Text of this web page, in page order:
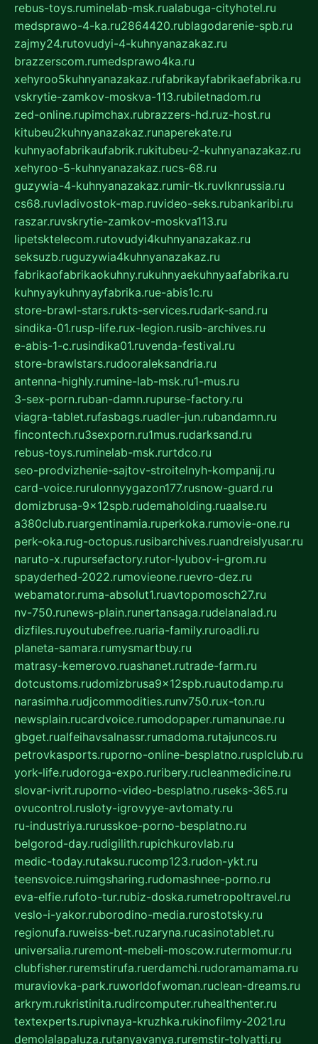
rebus-toys.ruminelab-msk.rualabuga-cityhotel.ru
medsprawo-4-ka.ru2864420.rublagodarenie-spb.ru
zajmy24.rutovudyi-4-kuhnyanazakaz.ru
brazzerscom.rumedsprawo4ka.ru
xehyroo5kuhnyanazakaz.rufabrikayfabrikaefabrika.ru
vskrytie-zamkov-moskva-113.rubiletnadom.ru
zed-online.rupimchax.rubrazzers-hd.ruz-host.ru
kitubeu2kuhnyanazakaz.runaperekate.ru
kuhnyaofabrikaufabrik.rukitubeu-2-kuhnyanazakaz.ru
xehyroo-5-kuhnyanazakaz.rucs-68.ru
guzywia-4-kuhnyanazakaz.rumir-tk.ruvlknrussia.ru
cs68.ruvladivostok-map.ruvideo-seks.rubankaribi.ru
raszar.ruvskrytie-zamkov-moskva113.ru
lipetsktelecom.rutovudyi4kuhnyanazakaz.ru
seksuzb.ruguzywia4kuhnyanazakaz.ru
fabrikaofabrikaokuhny.rukuhnyaekuhnyaafabrika.ru
kuhnyaykuhnyayfabrika.rue-abis1c.ru
store-brawl-stars.rukts-services.rudark-sand.ru
sindika-01.rusp-life.rux-legion.rusib-archives.ru
e-abis-1-c.rusindika01.ruvenda-festival.ru
store-brawlstars.rudooraleksandria.ru
antenna-highly.rumine-lab-msk.ru1-mus.ru
3-sex-porn.ruban-damn.rupurse-factory.ru
viagra-tablet.rufasbags.ruadler-jun.rubandamn.ru
fincontech.ru3sexporn.ru1mus.rudarksand.ru
rebus-toys.ruminelab-msk.rurtdco.ru
seo-prodvizhenie-sajtov-stroitelnyh-kompanij.ru
card-voice.rurulonnyygazon177.rusnow-guard.ru
domizbrusa-9x12spb.rudemaholding.ruaalse.ru
a380club.ruargentinamia.ruperkoka.rumovie-one.ru
perk-oka.rug-octopus.rusibarchives.ruandreislyusar.ru
naruto-x.rupursefactory.rutor-lyubov-i-grom.ru
spayderhed-2022.rumovieone.ruevro-dez.ru
webamator.ruma-absolut1.ruavtopomosch27.ru
nv-750.runews-plain.runertansaga.rudelanalad.ru
dizfiles.ruyoutubefree.ruaria-family.ruroadli.ru
planeta-samara.rumysmartbuy.ru
matrasy-kemerovo.ruashanet.rutrade-farm.ru
dotcustoms.rudomizbrusa9x12spb.ruautodamp.ru
narasimha.rudjcommodities.runv750.rux-ton.ru
newsplain.rucardvoice.rumodopaper.rumanunae.ru
gbget.rualfeihavsalnassr.rumadoma.rutajuncos.ru
petrovkasports.ruporno-online-besplatno.rusplclub.ru
york-life.rudoroga-expo.ruribery.rucleanmedicine.ru
slovar-ivrit.ruporno-video-besplatno.ruseks-365.ru
ovucontrol.rusloty-igrovyye-avtomaty.ru
ru-industriya.rurusskoe-porno-besplatno.ru
belgorod-day.rudigilith.rupichkurovlab.ru
medic-today.rutaksu.rucomp123.rudon-ykt.ru
teensvoice.ruimgsharing.rudomashnee-porno.ru
eva-elfie.rufoto-tur.rubiz-doska.rumetropoltravel.ru
veslo-i-yakor.ruborodino-media.rurostotsky.ru
regionufa.ruweiss-bet.ruzaryna.rucasinotablet.ru
universalia.ruremont-mebeli-moscow.rutermomur.ru
clubfisher.ruremstirufa.ruerdamchi.rudoramamama.ru
muraviovka-park.ruworldofwoman.ruclean-dreams.ru
arkrym.rukristinita.rudircomputer.ruhealthenter.ru
textexperts.rupivnaya-kruzhka.rukinofilmy-2021.ru
demolalapaluza.rutanyavanya.ruremstir-tolyatti.ru